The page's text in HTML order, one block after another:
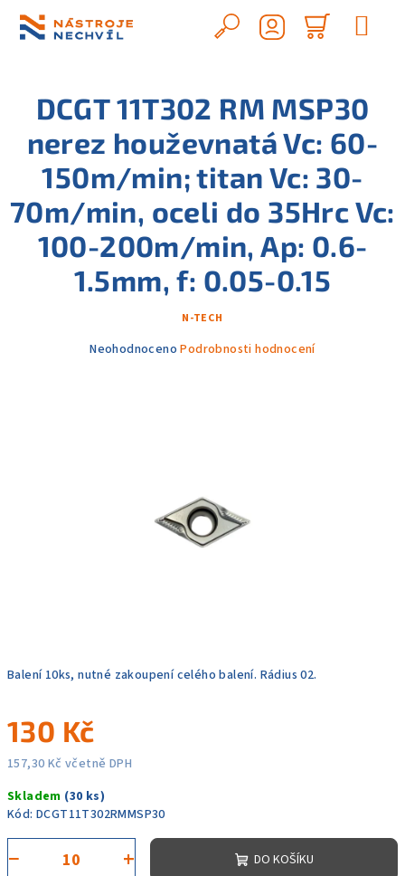
obsah
Hledat
košík
Balení 10ks, nutné zakoupení celého balení. Rádius 02.
130 Kč
157,30 Kč včetně DPH
cena:
Skladem (30 ks)
Kód: DCGT11T302RMMSP30
+
− DO KOŠÍKU
DCGT 11T302 RM MSP30
nerez houževnatá Vc: 60-
150m/min; titan Vc: 30-
70m/min, oceli do 35Hrc Vc:
100-200m/min, Ap: 0.6-
1.5mm, f: 0.05-0.15
N-TECH
Průměrné
Neohodnoceno Podrobnosti hodnocení